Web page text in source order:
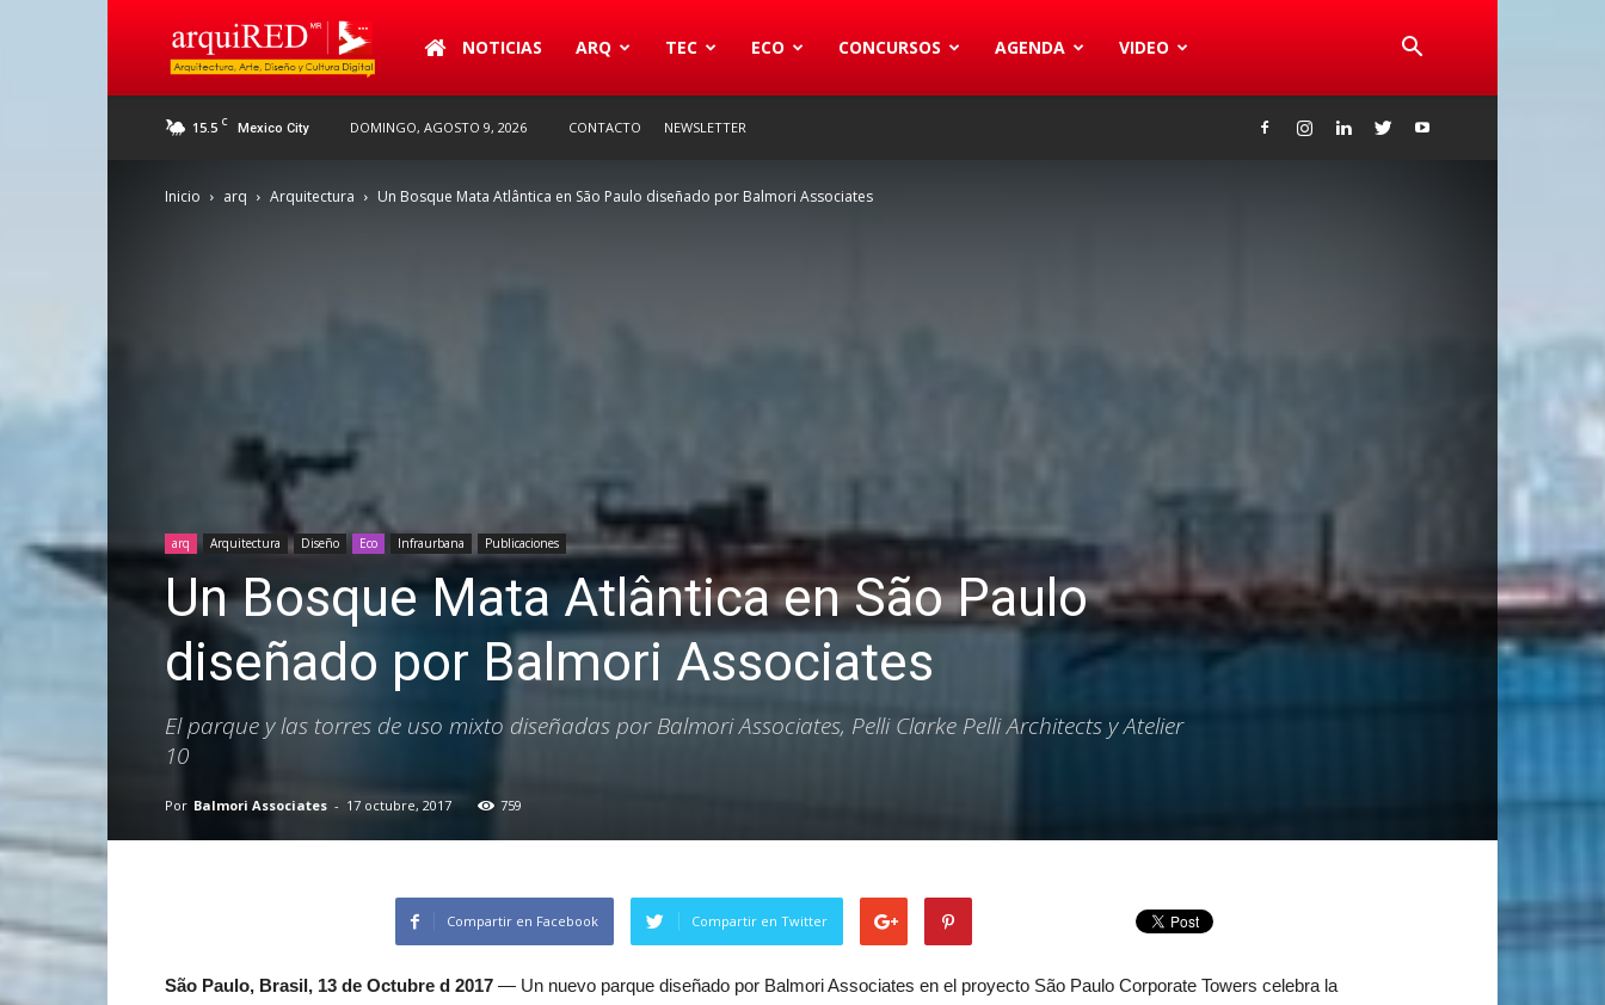
arquiREDNOTICIAS ARQ TEC ECO CONCURSOS AGENDA VIDEO
15.5 C Mexico City DOMINGO, AGOSTO 9, 2026 CONTACTO NEWSLETTER
Inicio arq Arquitectura Un Bosque Mata Atlântica en São Paulo diseñado por Balmori Associates
arq Arquitectura Diseño Eco Infraurbana Publicaciones
Un Bosque Mata Atlântica en São Paulo
diseñado por Balmori Associates
El parque y las torres de uso mixto diseñadas por Balmori Associates, Pelli Clarke Pelli Architects y Atelier
10
Por Balmori Associates - 17 octubre, 2017 759
Compartir en Facebook Compartir en Twitter
São Paulo, Brasil, 13 de Octubre d 2017 — Un nuevo parque diseñado por Balmori Associates en el proyecto São Paulo Corporate Towers celebra la